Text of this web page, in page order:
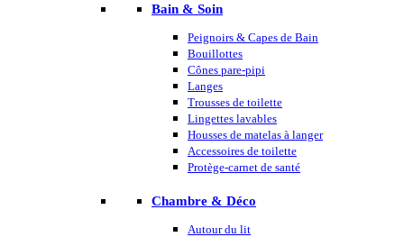
Bain & Soin
Peignoirs & Capes de Bain
Bouillottes
Cônes pare-pipi
Langes
Trousses de toilette
Lingettes lavables
Housses de matelas à langer
Accessoires de toilette
Protège-carnet de santé
Chambre & Déco
Autour du lit